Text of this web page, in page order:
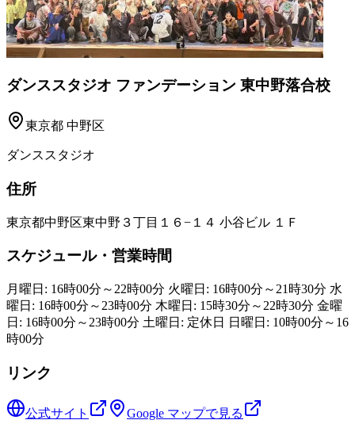
ダンススタジオ ファンデーション 東中野落合校
東京都 中野区
ダンススタジオ
住所
東京都中野区東中野３丁目１６−１４ 小谷ビル １Ｆ
スケジュール・営業時間
月曜日: 16時00分～22時00分 火曜日: 16時00分～21時30分 水
曜日: 16時00分～23時00分 木曜日: 15時30分～22時30分 金曜
日: 16時00分～23時00分 土曜日: 定休日 日曜日: 10時00分～16
時00分
リンク
公式サイト Google マップで見る